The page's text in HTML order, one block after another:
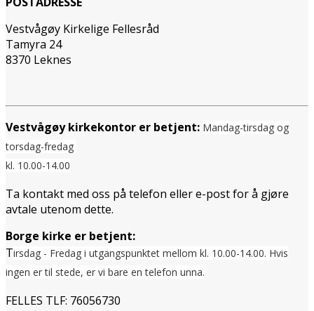
Vestvågøy Kirkelige Fellesråd
Tamyra 24
8370 Leknes
Vestvågøy kirkekontor er betjent: Mandag-tirsdag og
torsdag-fredag
kl. 10.00-14.00
Ta kontakt med oss på telefon eller e-post for å gjøre
avtale utenom dette.
Borge kirke er betjent:
Tirsdag - Fredag i utgangspunktet mellom kl. 10.00-14.00. Hvis
ingen er til stede, er vi bare en telefon unna.
FELLES TLF: 76056730